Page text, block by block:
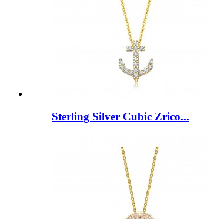
Sterling Silver Cubic Zrico...